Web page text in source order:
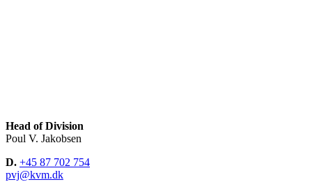
Head of Division
Poul V. Jakobsen
D. +45 87 702 754
pvj@kvm.dk